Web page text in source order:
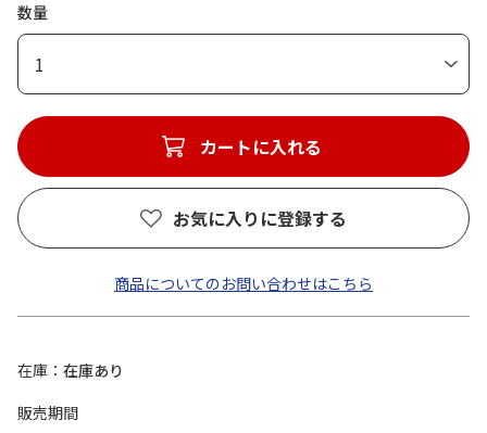
数量
1
カートに入れる
お気に入りに登録する
商品についてのお問い合わせはこちら
在庫
在庫あり
販売期間